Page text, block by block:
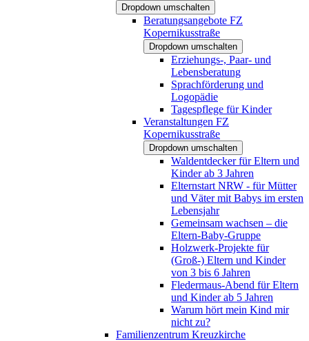
Dropdown umschalten
Beratungsangebote FZ
Kopernikusstraße
Dropdown umschalten
Erziehungs-, Paar- und
Lebensberatung
Sprachförderung und
Logopädie
Tagespflege für Kinder
Veranstaltungen FZ
Kopernikusstraße
Dropdown umschalten
Waldentdecker für Eltern und
Kinder ab 3 Jahren
Elternstart NRW - für Mütter
und Väter mit Babys im ersten
Lebensjahr
Gemeinsam wachsen – die
Eltern-Baby-Gruppe
Holzwerk-Projekte für
(Groß-) Eltern und Kinder
von 3 bis 6 Jahren
Fledermaus-Abend für Eltern
und Kinder ab 5 Jahren
Warum hört mein Kind mir
nicht zu?
Familienzentrum Kreuzkirche